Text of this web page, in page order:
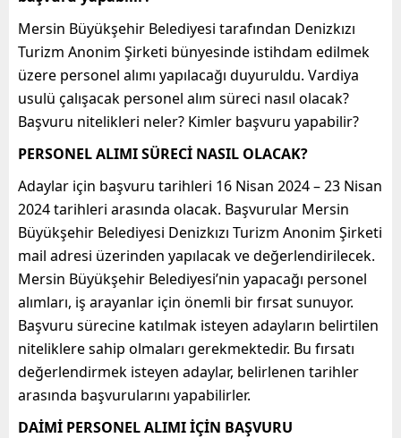
Mersin Büyükşehir Belediyesi tarafından Denizkızı
Turizm Anonim Şirketi bünyesinde istihdam edilmek
üzere personel alımı yapılacağı duyuruldu. Vardiya
usulü çalışacak personel alım süreci nasıl olacak?
Başvuru nitelikleri neler? Kimler başvuru yapabilir?
PERSONEL ALIMI SÜRECİ NASIL OLACAK?
Adaylar için başvuru tarihleri 16 Nisan 2024 – 23 Nisan
2024 tarihleri arasında olacak. Başvurular Mersin
Büyükşehir Belediyesi Denizkızı Turizm Anonim Şirketi
mail adresi üzerinden yapılacak ve değerlendirilecek.
Mersin Büyükşehir Belediyesi’nin yapacağı personel
alımları, iş arayanlar için önemli bir fırsat sunuyor.
Başvuru sürecine katılmak isteyen adayların belirtilen
niteliklere sahip olmaları gerekmektedir. Bu fırsatı
değerlendirmek isteyen adaylar, belirlenen tarihler
arasında başvurularını yapabilirler.
DAİMİ PERSONEL ALIMI İÇİN BAŞVURU